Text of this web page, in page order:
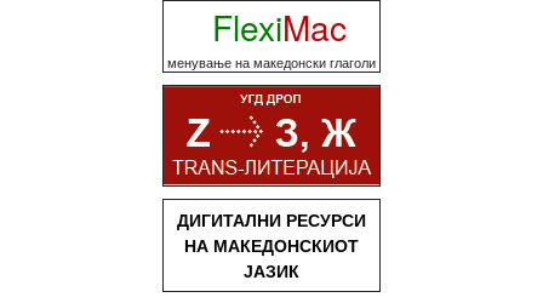
FlexiMac
менување на македонски глаголи
ДИГИТАЛНИ РЕСУРСИ
НА МАКЕДОНСКИОТ
ЈАЗИК